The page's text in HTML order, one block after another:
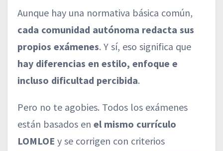
Aunque hay una normativa básica común,
cada comunidad autónoma redacta sus
propios exámenes. Y sí, eso significa que
hay diferencias en estilo, enfoque e
incluso dificultad percibida.
Pero no te agobies. Todos los exámenes
están basados en el mismo currículo
LOMLOE y se corrigen con criterios